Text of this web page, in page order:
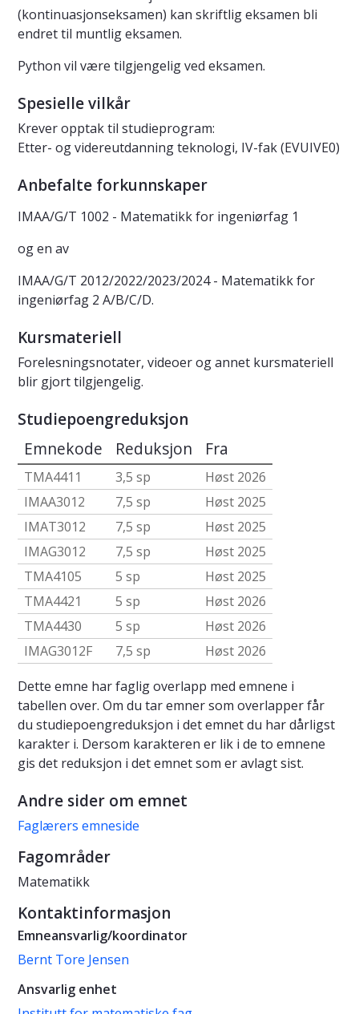
(kontinuasjonseksamen) kan skriftlig eksamen bli
endret til muntlig eksamen.
Python vil være tilgjengelig ved eksamen.
Spesielle vilkår
Krever opptak til studieprogram:
Etter- og videreutdanning teknologi, IV-fak (EVUIVE0)
Anbefalte forkunnskaper
IMAA/G/T 1002 - Matematikk for ingeniørfag 1
og en av
IMAA/G/T 2012/2022/2023/2024 - Matematikk for
ingeniørfag 2 A/B/C/D.
Kursmateriell
Forelesningsnotater, videoer og annet kursmateriell
blir gjort tilgjengelig.
Studiepoengreduksjon
Emnekode Reduksjon Fra
TMA4411 3,5 sp
Høst 2026
IMAA3012
7,5 sp
Høst 2025
IMAT3012
7,5 sp
Høst 2025
IMAG3012
7,5 sp
Høst 2025
TMA4105
5 sp
Høst 2025
TMA4421
5 sp
Høst 2026
TMA4430
5 sp
Høst 2026
IMAG3012F
7,5 sp
Høst 2026
Dette emne har faglig overlapp med emnene i
tabellen over. Om du tar emner som overlapper får
du studiepoengreduksjon i det emnet du har dårligst
karakter i. Dersom karakteren er lik i de to emnene
gis det reduksjon i det emnet som er avlagt sist.
Andre sider om emnet
Faglærers emneside
Fagområder
Matematikk
Kontaktinformasjon
Emneansvarlig/koordinator
Bernt Tore Jensen
Ansvarlig enhet